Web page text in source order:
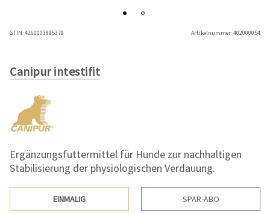
GTIN:4260003895379 Artikelnummer:402000054
Canipur intestifit
Ergänzungsfuttermittel für Hunde zur nachhaltigen
Stabilisierung der physiologischen Verdauung.
EINMALIG SPAR-ABO